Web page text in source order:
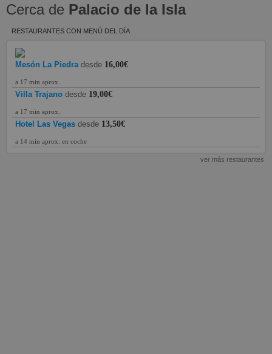
Cerca de Palacio de la Isla
RESTAURANTES CON MENÚ DEL DÍA
Mesón La Piedra desde 16,00€
a 17 min aprox.
Villa Trajano desde 19,00€
a 17 min aprox.
Hotel Las Vegas desde 13,50€
a 14 min aprox. en coche
ver más restaurantes